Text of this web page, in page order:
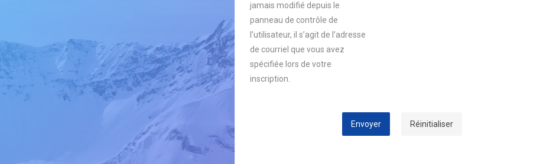
jamais modifié depuis le
panneau de contrôle de
l’utilisateur, il s’agit de l’adresse
de courriel que vous avez
spécifiée lors de votre
inscription.
Envoyer Réinitialiser